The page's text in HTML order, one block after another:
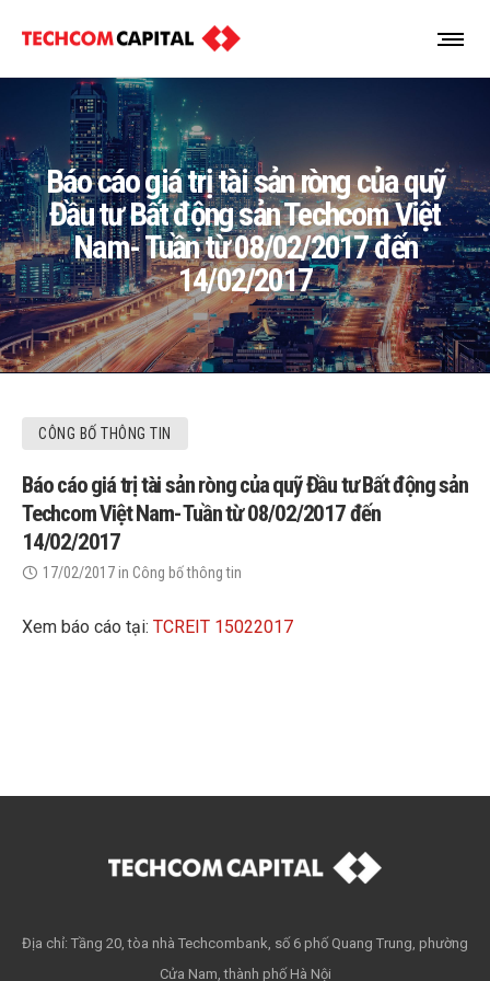
Báo cáo giá trị tài sản ròng của quỹ
Đầu tư Bất động sản Techcom Việt
Nam- Tuần từ 08/02/2017 đến
14/02/2017
CÔNG BỐ THÔNG TIN
Báo cáo giá trị tài sản ròng của quỹ Đầu tư Bất động sản
Techcom Việt Nam- Tuần từ 08/02/2017 đến
14/02/2017
17/02/2017in Công bố thông tin
Xem báo cáo tại: TCREIT 15022017
Địa chỉ: Tầng 20, tòa nhà Techcombank, số 6 phố Quang Trung, phường
Cửa Nam, thành phố Hà Nội